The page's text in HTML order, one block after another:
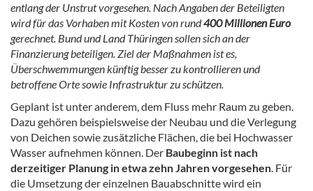
entlang der Unstrut vorgesehen. Nach Angaben der Beteiligten
wird für das Vorhaben mit Kosten von rund400 Millionen Euro
gerechnet. Bund und Land Thüringen sollen sich an der
Finanzierung beteiligen. Ziel der Maßnahmen ist es,
Überschwemmungen künftig besser zu kontrollieren und
betroffene Orte sowie Infrastruktur zu schützen.
Geplant ist unter anderem, dem Fluss mehr Raum zu geben.
Dazu gehören beispielsweise der Neubau und die Verlegung
von Deichen sowie zusätzliche Flächen, die bei Hochwasser
Wasser aufnehmen können. Der Baubeginn ist nach
derzeitiger Planung in etwa zehn Jahren vorgesehen. Für
die Umsetzung der einzelnen Bauabschnitte wird ein